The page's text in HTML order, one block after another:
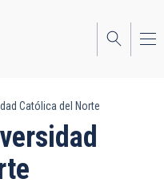
Católica del Norte